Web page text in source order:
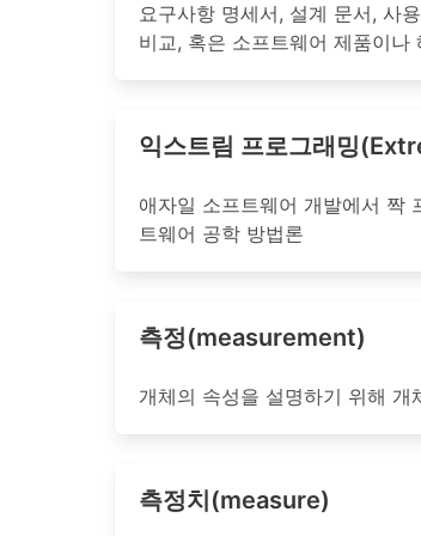
요구사항 명세서, 설계 문서, 사
비교, 혹은 소프트웨어 제품이
익스트림 프로그래밍
애자일 소프트웨어 개발에서 짝
트웨어 공학 방법론
측정(measurement)
개체의 속성을 설명하기 위해
측정치(measure)